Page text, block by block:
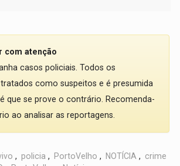
com atenção
casos policiais. Todos os
como suspeitos e é presumida
que se prove o contrário. Recomenda-
ao analisar as reportagens.
, policia , PortoVelho , NOTÍCIA , crime